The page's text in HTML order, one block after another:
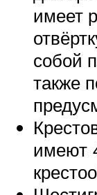
имеет
собой
также
имеют